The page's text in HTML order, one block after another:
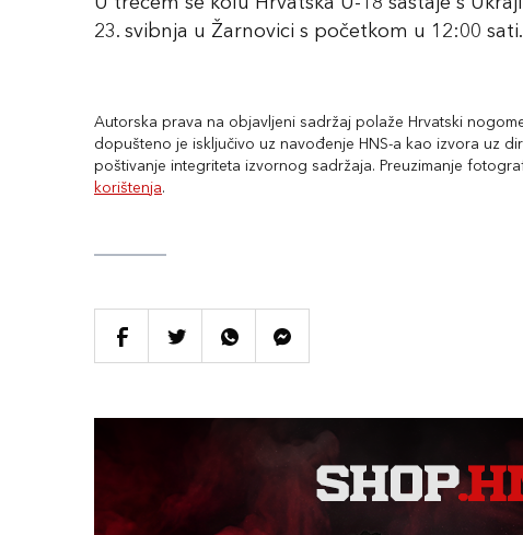
23. svibnja u Žarnovici s početkom u 12:00 sati.
Autorska prava na objavljeni sadržaj polaže Hrvatski
dopušteno je isključivo uz navođenje HNS-a kao izvora uz
poštivanje integriteta izvornog sadržaja. Preuzimanje
korištenja.